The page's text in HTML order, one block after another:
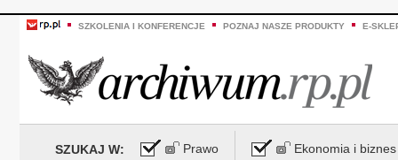
SZKOLENIA I KONFERENCJE POZNAJ NASZE PRODUKTY E-
SZUKAJ W: Prawo Ekonomia i biznes